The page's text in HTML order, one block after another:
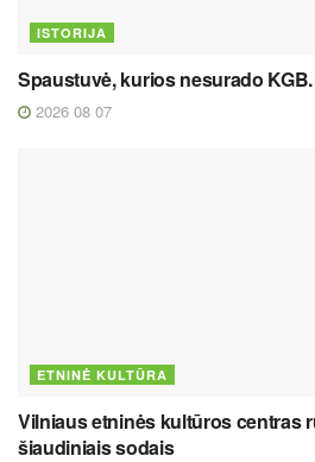
ISTORIJA
Spaustuvė, kurios nesurado KGB.
2026 08 07
ETNINĖ KULTŪRA
Vilniaus etninės kultūros centras
šiaudiniais sodais